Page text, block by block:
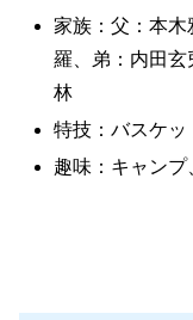
家族：父：本
羅、弟：内田
林
特技：バスケ
趣味：キャン